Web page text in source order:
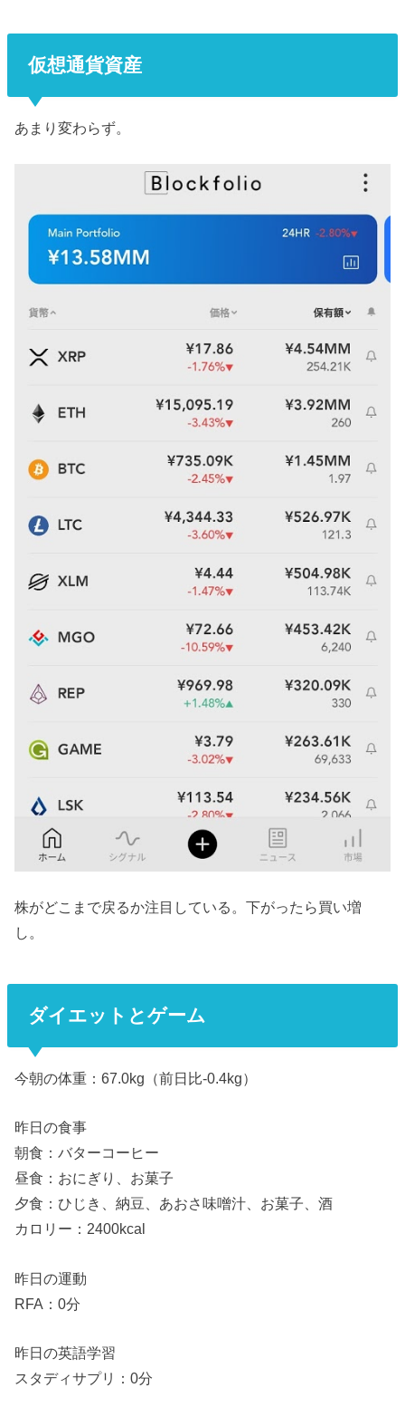
仮想通貨資産
あまり変わらず。
株がどこまで戻るか注目している。下がったら買い増
し。
ダイエットとゲーム
今朝の体重：67.0kg（前日比-0.4kg）
昨日の食事
朝食：バターコーヒー
昼食：おにぎり、お菓子
夕食：ひじき、納豆、あおさ味噌汁、お菓子、酒
カロリー：2400kcal
昨日の運動
RFA：0分
昨日の英語学習
スタディサプリ：0分